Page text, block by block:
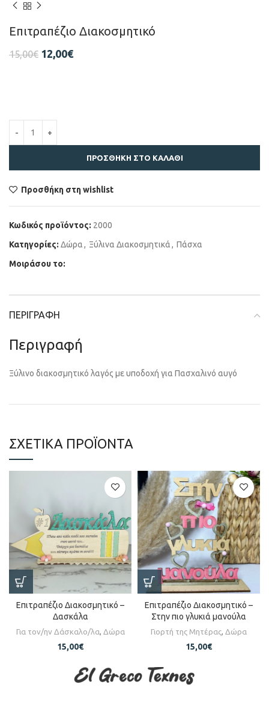
Επιτραπέζιο Διακοσμητικό
15,00€ 12,00€
ΠΡΟΣΘΉΚΗ ΣΤΟ ΚΑΛΆΘΙ
Προσθήκη στη wishlist
Κωδικός προϊόντος: 2000
Κατηγορίες: Δώρα, Ξύλινα Διακοσμητικά, Πάσχα
Μοιράσου το:
ΠΕΡΙΓΡΑΦΉ
Περιγραφή
Ξύλινο διακοσμητικό λαγός με υποδοχή για Πασχαλινό αυγό
ΣΧΕΤΙΚΆ ΠΡΟΪΌΝΤΑ
Επιτραπέζιο Διακοσμητικό –
Δασκάλα
Για τον/ην Δάσκαλο/λα, Δώρα
15,00€
Επιτραπέζιο Διακοσμητικό –
Στην πιο γλυκιά μανούλα
Γιορτή της Μητέρας, Δώρα
15,00€